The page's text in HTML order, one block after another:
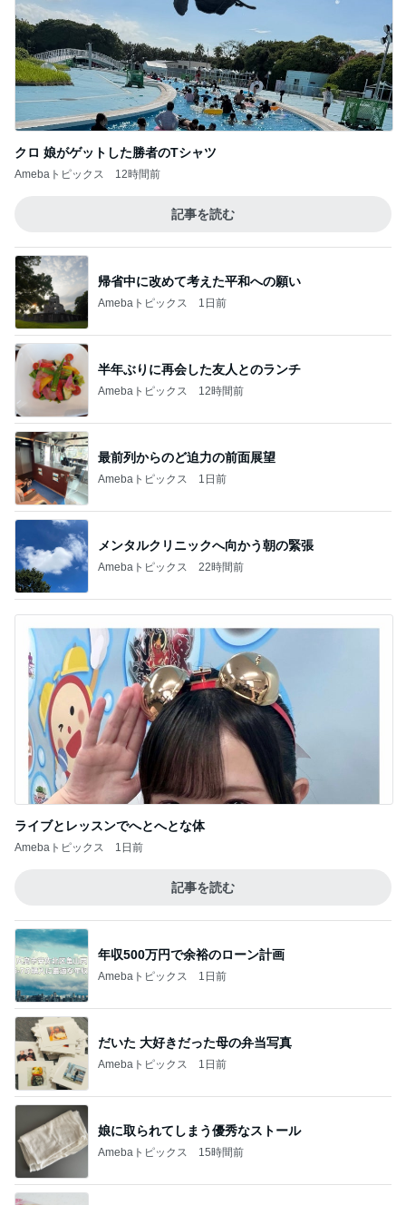
クロ 娘がゲットした勝者のTシャツ
Amebaトピックス 12時間前
記事を読む
帰省中に改めて考えた平和への願い
Amebaトピックス 1日前
半年ぶりに再会した友人とのランチ
Amebaトピックス 12時間前
最前列からのど迫力の前面展望
Amebaトピックス 1日前
メンタルクリニックへ向かう朝の緊張
Amebaトピックス 22時間前
ライブとレッスンでへとへとな体
Amebaトピックス 1日前
記事を読む
年収500万円で余裕のローン計画
Amebaトピックス 1日前
だいた 大好きだった母の弁当写真
Amebaトピックス 1日前
娘に取られてしまう優秀なストール
Amebaトピックス 15時間前